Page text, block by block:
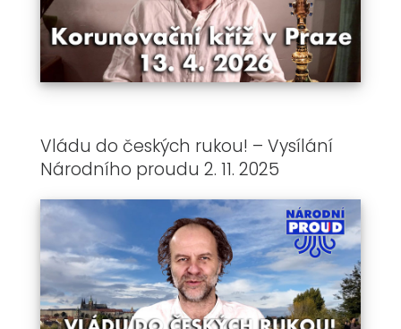
Vládu do českých rukou! – Vysílání
Národního proudu 2. 11. 2025